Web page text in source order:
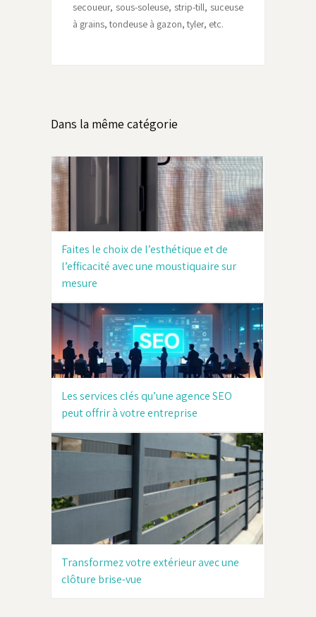
secoueur, sous-soleuse, strip-till, suceuse
à grains, tondeuse à gazon, tyler, etc.
Dans la même catégorie
Faites le choix de l’esthétique et de
l’efficacité avec une moustiquaire sur
mesure
Les services clés qu’une agence SEO
peut offrir à votre entreprise
Transformez votre extérieur avec une
clôture brise-vue